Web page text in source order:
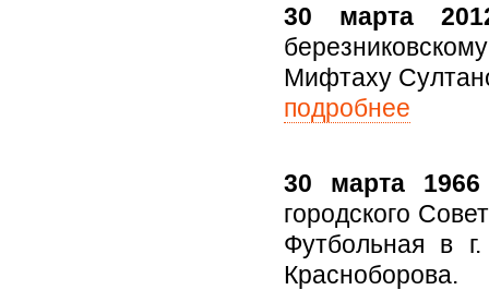
30 марта
Мифтаху
подробнее
30 марта 1966
городского
Футбольная в
Красноборова.